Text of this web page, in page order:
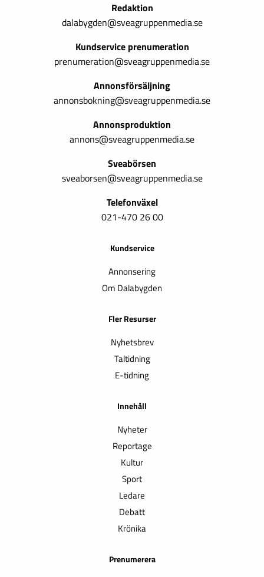
Redaktion
dalabygden@sveagruppenmedia.se
Kundservice prenumeration
prenumeration@sveagruppenmedia.se
Annonsförsäljning
annonsbokning@sveagruppenmedia.se
Annonsproduktion
annons@sveagruppenmedia.se
Sveabörsen
sveaborsen@sveagruppenmedia.se
Telefonväxel
021-470 26 00
Kundservice
Annonsering
Om Dalabygden
Fler Resurser
Nyhetsbrev
Taltidning
E-tidning
Innehåll
Nyheter
Reportage
Kultur
Sport
Ledare
Debatt
Krönika
Prenumerera